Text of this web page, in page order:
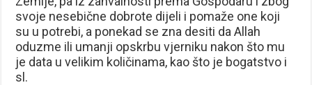
svoje nesebične dobrote dijeli i pomaže one koji
su u potrebi, a ponekad se zna desiti da Allah
oduzme ili umanji opskrbu vjerniku nakon što mu
je data u velikim količinama, kao što je bogatstvo i
sl.